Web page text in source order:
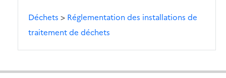
Déchets > Réglementation des installations de
traitement de déchets